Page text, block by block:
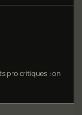
pro critiques : on